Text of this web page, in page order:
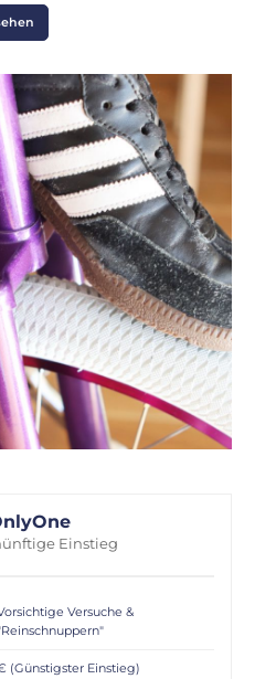
Einstieg
Versuche &
(Günstigster Einstieg)